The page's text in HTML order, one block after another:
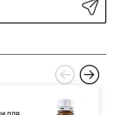
‹
›